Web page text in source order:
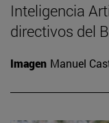
Inteligencia
directivos del
Imagen Manuel